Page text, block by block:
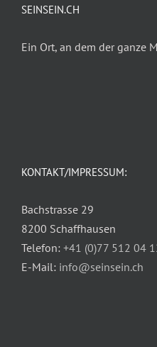
SEINSEIN.CH
Ein Ort, an dem der ganze
KONTAKT/IMPRESSUM:
Bachstrasse 29
8200 Schaffhausen
Telefon: +41 (0)77 512 04
E-Mail: info@seinsein.ch